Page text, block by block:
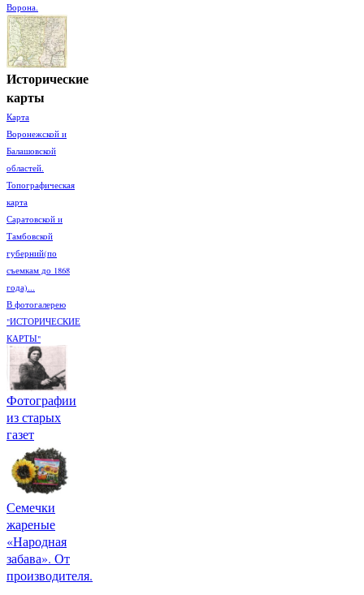
Ворона.
Исторические
карты
Карта
Воронежской и
Балашовской
областей.
Топографическая
карта
Саратовской и
Тамбовской
губерний(по
съемкам до 1868
года)...
В фотогалерею
"ИСТОРИЧЕСКИЕ
КАРТЫ"
Фотографии
из старых
газет
Семечки
жареные
«Народная
забава». От
производителя.